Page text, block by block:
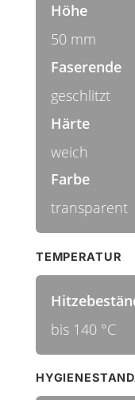
Höhe
50 mm
Faserende
geschlitzt
Härte
weich
Farbe
transparent
TEMPERATUR
bis 140 °C